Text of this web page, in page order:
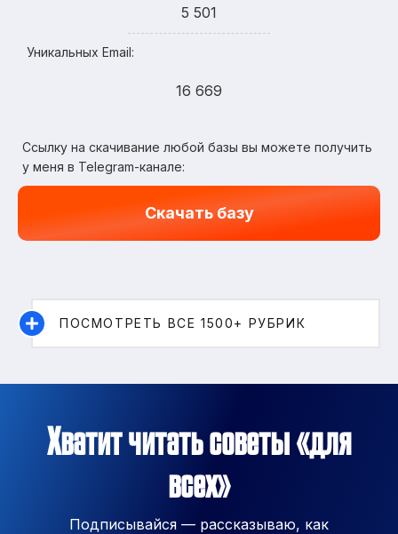
5 501
Уникальных Email:
16 669
Ссылку на скачивание любой базы вы можете получить
у меня в Telegram-канале:
Скачать базу
ПОСМОТРЕТЬ ВСЕ 1500+ РУБРИК
Хватит читать советы «для
всех»
Подписывайся — рассказываю, как